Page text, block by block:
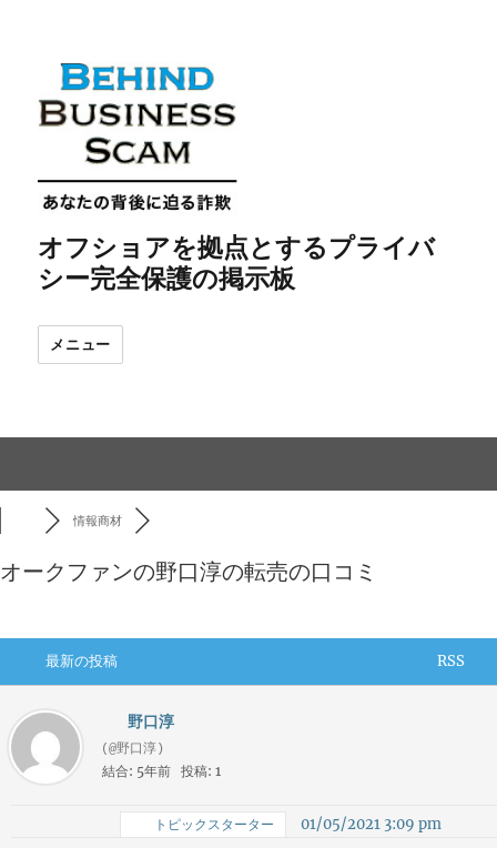
オフショアを拠点とするプライバ
シー完全保護の掲示板
メニュー
情報商材
オークファンの野口淳の転売の口コミ
最新の投稿 RSS
野口淳
(@野口淳)
結合: 5年前 投稿: 1
トピックスターター 01/05/2021 3:09 pm